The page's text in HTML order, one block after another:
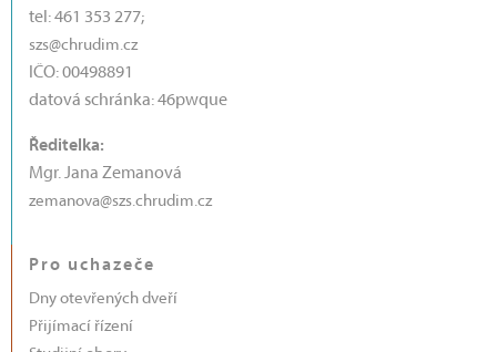
tel: 461 353 277;
szs@chrudim.cz
IČO: 00498891
datová schránka: 46pwque
Ředitelka:
Mgr. Jana Zemanová
zemanova@szs.chrudim.cz
Pro uchazeče
Dny otevřených dveří
Přijímací řízení